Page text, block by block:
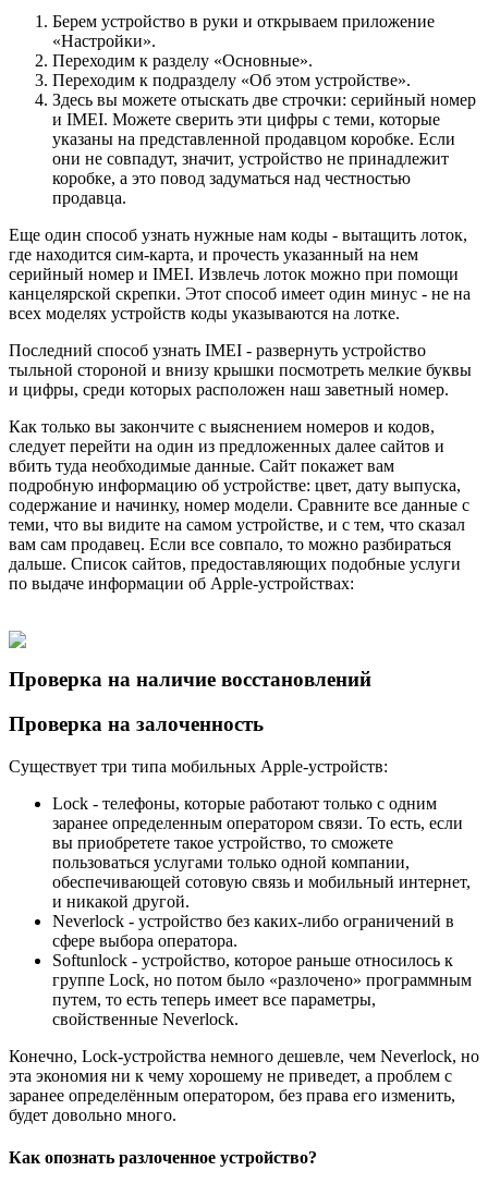
Берем устройство в руки и открываем приложение
«Настройки».
Переходим к разделу «Основные».
Переходим к подразделу «Об этом устройстве».
Здесь вы можете отыскать две строчки: серийный номер
и IMEI. Можете сверить эти цифры с теми, которые
указаны на представленной продавцом коробке. Если
они не совпадут, значит, устройство не принадлежит
коробке, а это повод задуматься над честностью
продавца.
Еще один способ узнать нужные нам коды - вытащить лоток,
где находится сим-карта, и прочесть указанный на нем
серийный номер и IMEI. Извлечь лоток можно при помощи
канцелярской скрепки. Этот способ имеет один минус - не на
всех моделях устройств коды указываются на лотке.
Последний способ узнать IMEI - развернуть устройство
тыльной стороной и внизу крышки посмотреть мелкие буквы
и цифры, среди которых расположен наш заветный номер.
Как только вы закончите с выяснением номеров и кодов,
следует перейти на один из предложенных далее сайтов и
вбить туда необходимые данные. Сайт покажет вам
подробную информацию об устройстве: цвет, дату выпуска,
содержание и начинку, номер модели. Сравните все данные с
теми, что вы видите на самом устройстве, и с тем, что сказал
вам сам продавец. Если все совпало, то можно разбираться
дальше. Список сайтов, предоставляющих подобные услуги
по выдаче информации об Apple-устройствах:
Проверка на наличие восстановлений
Проверка на залоченность
Существует три типа мобильных Apple-устройств:
Lock - телефоны, которые работают только с одним
заранее определенным оператором связи. То есть, если
вы приобретете такое устройство, то сможете
пользоваться услугами только одной компании,
обеспечивающей сотовую связь и мобильный интернет,
и никакой другой.
Neverlock - устройство без каких-либо ограничений в
сфере выбора оператора.
Softunlock - устройство, которое раньше относилось к
группе Lock, но потом было «разлочено» программным
путем, то есть теперь имеет все параметры,
свойственные Neverlock.
Конечно, Lock-устройства немного дешевле, чем Neverlock, но
эта экономия ни к чему хорошему не приведет, а проблем с
заранее определённым оператором, без права его изменить,
будет довольно много.
Как опознать разлоченное устройство?